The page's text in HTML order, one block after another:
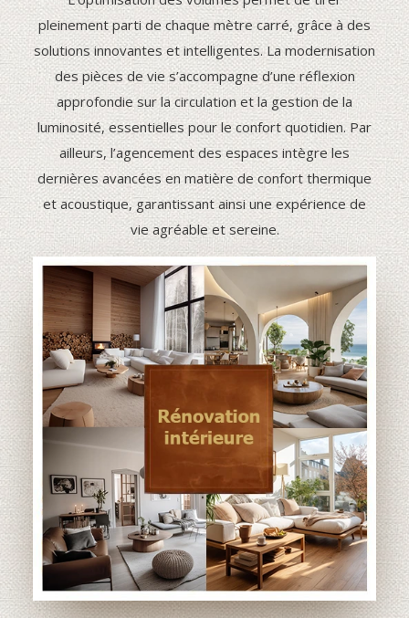
pleinement parti de chaque mètre carré, grâce à des
solutions innovantes et intelligentes. La modernisation
des pièces de vie s’accompagne d’une réflexion
approfondie sur la circulation et la gestion de la
luminosité, essentielles pour le confort quotidien. Par
ailleurs, l’agencement des espaces intègre les
dernières avancées en matière de confort thermique
et acoustique, garantissant ainsi une expérience de
vie agréable et sereine.